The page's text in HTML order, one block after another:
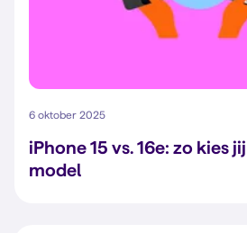
6 oktober 2025
iPhone 15 vs. 16e: zo kies
model